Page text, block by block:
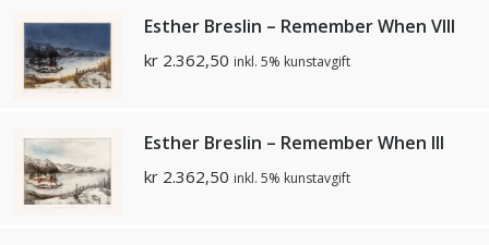
Esther Breslin – Remember When Vlll
kr 2.362,50 inkl. 5% kunstavgift
Esther Breslin – Remember When lll
kr 2.362,50 inkl. 5% kunstavgift